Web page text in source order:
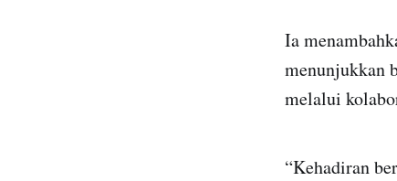
Ia
menunjukkan
melalui
“Kehadiran